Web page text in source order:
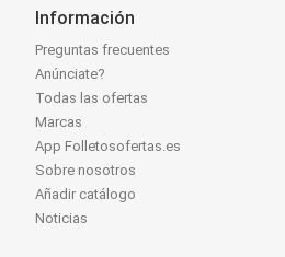
Información
Preguntas frecuentes
Anúnciate?
Todas las ofertas
Marcas
App Folletosofertas.es
Sobre nosotros
Añadir catálogo
Noticias